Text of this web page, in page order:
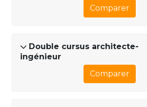
Comparer
Double cursus architecte-
ingénieur
Comparer